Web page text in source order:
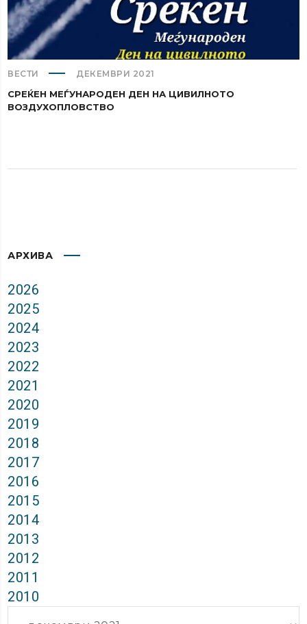
ВЕСТИ ДЕКЕМВРИ 2021
СРЕЌЕН МЕЃУНАРОДЕН ДЕН НА ЦИВИЛНОТО
ВОЗДУХОПЛОВСТВО
АРХИВА
2026
2025
2024
2023
2022
2021
2020
2019
2018
2017
2016
2015
2014
2013
2012
2011
2010